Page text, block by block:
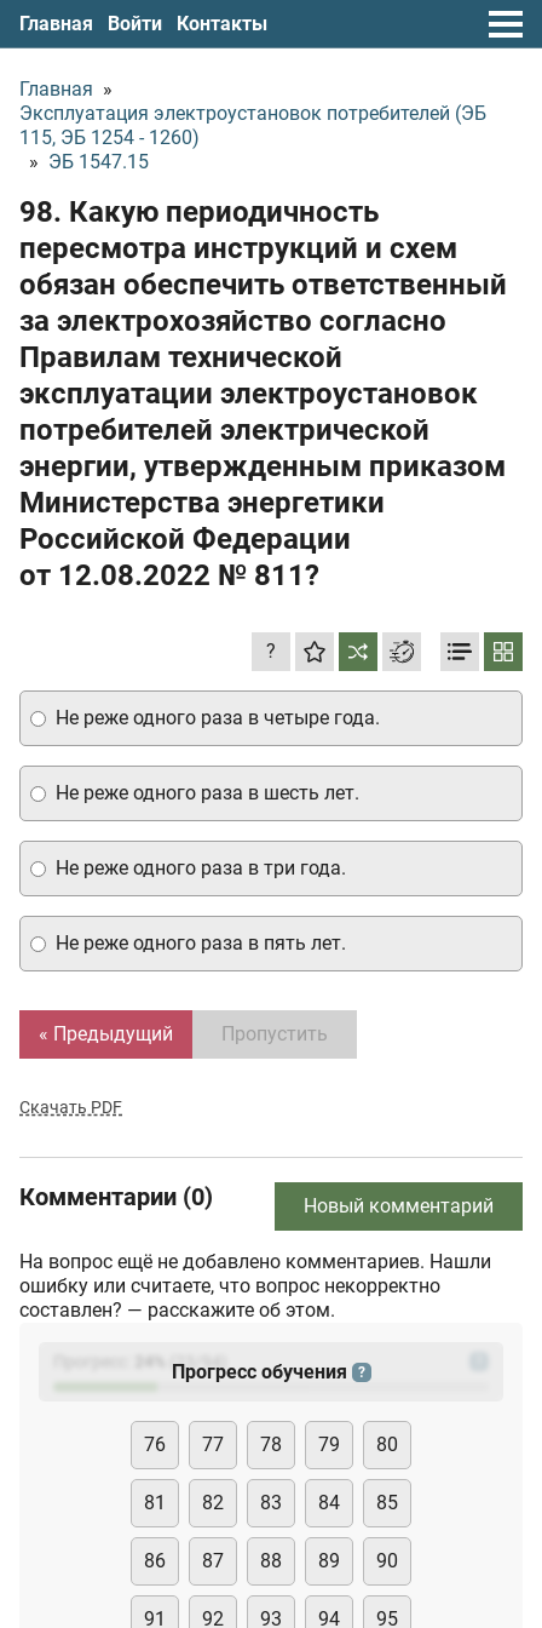
Главная Войти Контакты
Главная »
Эксплуатация электроустановок потребителей (ЭБ
115, ЭБ 1254 - 1260)
» ЭБ 1547.15
98. Какую периодичность
пересмотра инструкций и схем
обязан обеспечить ответственный
за электрохозяйство согласно
Правилам технической
эксплуатации электроустановок
потребителей электрической
энергии, утвержденным приказом
Министерства энергетики
Российской Федерации
от 12.08.2022 № 811?
?
Не реже одного раза в шесть лет.
Не реже одного раза в четыре года.
Не реже одного раза в три года.
Не реже одного раза в пять лет.
« Предыдущий Пропустить
Скачать PDF
Комментарии (0) Новый комментарий
На вопрос ещё не добавлено комментариев. Нашли
ошибку или считаете, что вопрос некорректно
составлен? — расскажите об этом.
(23
Прогресс обучения ?
76 77 78 79 80
81 82 83 84 85
86 87 88 89 90
91 92 93 94 95